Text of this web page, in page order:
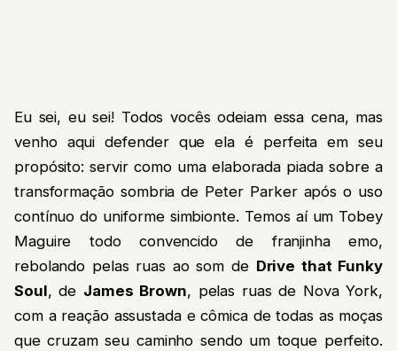
Eu sei, eu sei! Todos vocês odeiam essa cena, mas
venho aqui defender que ela é perfeita em seu
propósito: servir como uma elaborada piada sobre a
transformação sombria de Peter Parker após o uso
contínuo do uniforme simbionte. Temos aí um Tobey
Maguire todo convencido de franjinha emo,
rebolando pelas ruas ao som de Drive that Funky
Soul, de James Brown, pelas ruas de Nova York,
com a reação assustada e cômica de todas as moças
que cruzam seu caminho sendo um toque perfeito.